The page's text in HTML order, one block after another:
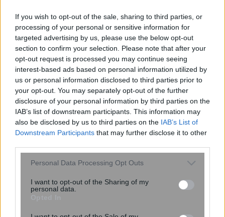
If you wish to opt-out of the sale, sharing to third parties, or
processing of your personal or sensitive information for
targeted advertising by us, please use the below opt-out
section to confirm your selection. Please note that after your
opt-out request is processed you may continue seeing
interest-based ads based on personal information utilized by
us or personal information disclosed to third parties prior to
your opt-out. You may separately opt-out of the further
disclosure of your personal information by third parties on the
IAB’s list of downstream participants. This information may
also be disclosed by us to third parties on the IAB’s List of
Downstream Participants that may further disclose it to other
Please note that this website/app uses one or more Google
not limited to your visit or usage behaviour. You may click to
grant or deny consent to Google and its third-party tags to
consent section.
Personal Data Processing Opt Outs
I want to opt-out of the Sharing of my
personal data.
ESM: Ολοκληρώθηκε η εφαρμογή
των βραχυπρόθεσμων μέτρων για
το ελληνικό χρέος – Θα μειωθεί
κατά 25% του ΑΕΠ